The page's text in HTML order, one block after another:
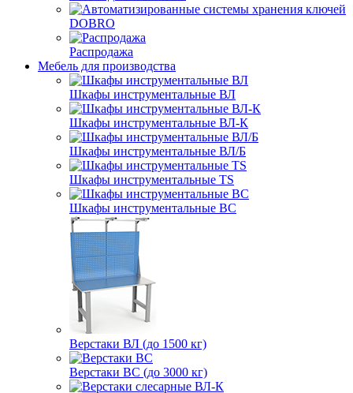
DOBRO
Распродажа
Мебель для производства
Шкафы инструментальные ВЛ
Шкафы инструментальные ВЛ-К
Шкафы инструментальные ВЛ/Б
Шкафы инструментальные TS
Шкафы инструментальные ВС
Верстаки ВЛ (до 1500 кг)
Верстаки ВС (до 3000 кг)